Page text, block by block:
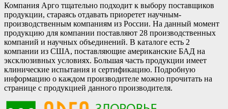
Компания Арго тщательно подходит к выбору поставщиков
продукции, стараясь отдавать приоретет научным-
производственным компаниям из России. На данный момент
продукцию для компании поставляют 28 производственных
компаний и научных объединений. В каталоге есть 2
компании из США, поставляющие американские БАД на
эксклюзивных условиях. Большая часть продукции имеет
клинические испытания и сертификацию. Подробную
информацию о каждом производителе можно прочитать на
странице с продукцией данного производителя.